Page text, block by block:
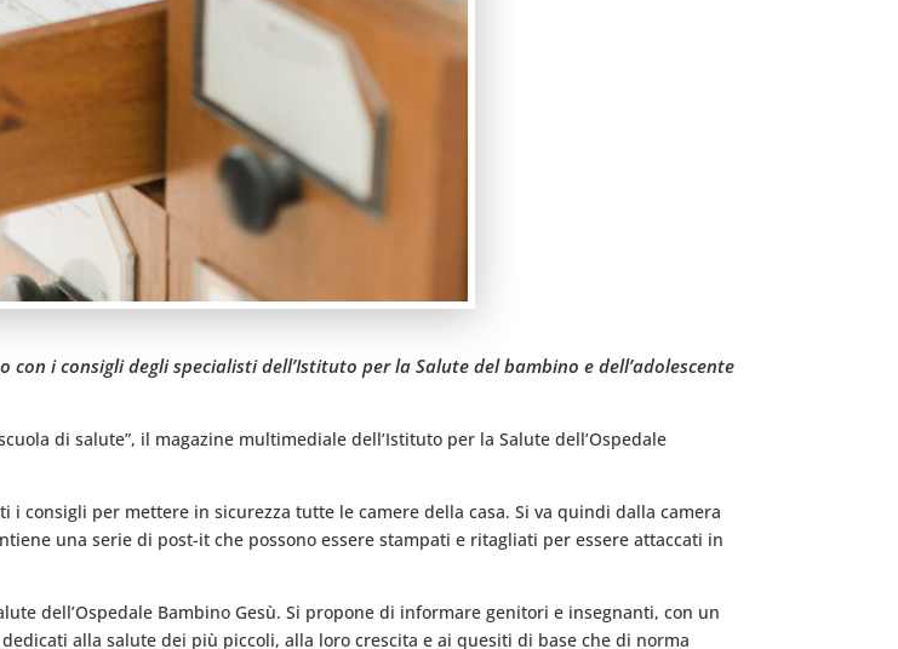
i consigli degli specialisti dell’Istituto per la Salute del bambino e dell’adolescente
di salute”, il magazine multimediale dell’Istituto per la Salute dell’Ospedale
consigli per mettere in sicurezza tutte le camere della casa. Si va quindi dalla camera
una serie di post-it che possono essere stampati e ritagliati per essere attaccati in
dell’Ospedale Bambino Gesù. Si propone di informare genitori e insegnanti, con un
alla salute dei più piccoli, alla loro crescita e ai quesiti di base che di norma